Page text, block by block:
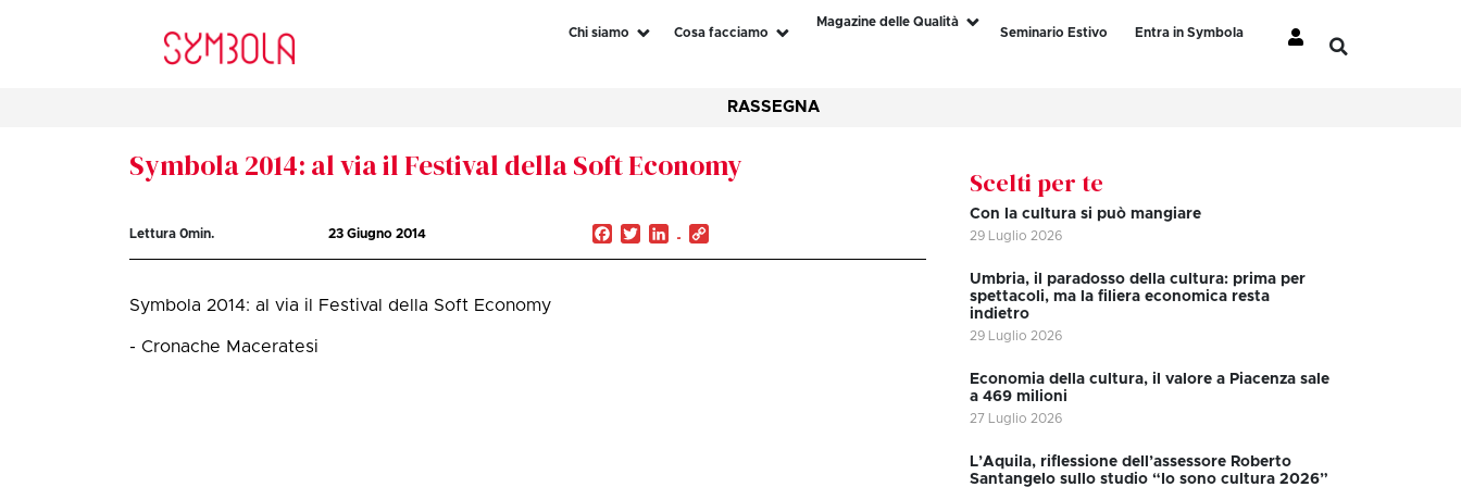
Chi siamo Cosa facciamo
Magazine delle Qualità
Seminario Estivo
Entra in Symbola
RASSEGNA
Symbola 2014: al via il Festival della Soft Economy
Lettura0min. 23 Giugno 2014 Facebook
TwitterLinkedIn
Symbola 2014: al via il Festival della Soft Economy
- Cronache Maceratesi
Scelti per te
Con la cultura si può mangiare
29 Luglio 2026
Umbria, il paradosso della cultura: prima per
spettacoli, ma la filiera economica resta
indietro
29 Luglio 2026
Economia della cultura, il valore a Piacenza sale
a 469 milioni
27 Luglio 2026
L’Aquila, riflessione dell’assessore Roberto
Santangelo sullo studio “Io sono cultura 2026”